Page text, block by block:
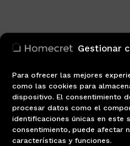
Gestionar
Para ofrecer las mejores
como las cookies para
dispositivo. El consentimiento
procesar datos como el
identificaciones únicas en este
consentimiento, puede afectar
características y funciones.